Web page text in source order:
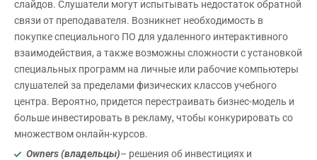
слайдов. Слушатели могут испытывать недостаток обратной
связи от преподавателя. Возникнет необходимость в
покупке специального ПО для удаленного интерактивного
взаимодействия, а также возможны сложности с установкой
специальных программ на личные или рабочие компьютеры
слушателей за пределами физических классов учебного
центра. Вероятно, придется перестраивать бизнес-модель и
больше инвестировать в рекламу, чтобы конкурировать со
множеством онлайн-курсов.
Owners (владельцы)– решения об инвестициях и